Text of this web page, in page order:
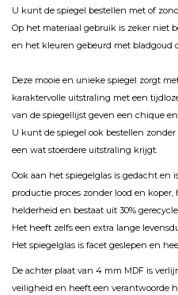
U kunt de spiegel bestellen met of
Op het materiaal gebruik is zeker niet
en het kleuren gebeurd met bladgoud
Deze mooie en unieke spiegel zorgt
karaktervolle uitstraling met een
van de spiegellijst geven een chique
U kunt de spiegel ook bestellen
een wat stoerdere uitstraling krijgt.
Ook aan het spiegelglas is gedacht
productie proces zonder lood en
helderheid en bestaat uit 30%
Het heeft zelfs een extra lange
Het spiegelglas is facet geslepen en
De achter plaat van 4 mm MDF is
veiligheid en heeft een verantwoorde